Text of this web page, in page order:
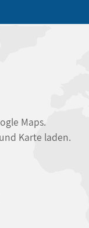
Maps.
Karte laden.